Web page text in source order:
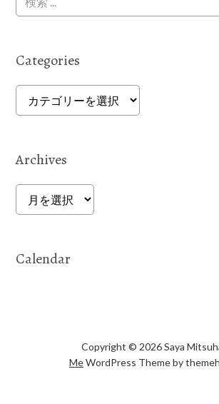
Categories
Categories
Archives
Archives
Calendar
Copyright © 2026 Saya
MeWordPress Theme by